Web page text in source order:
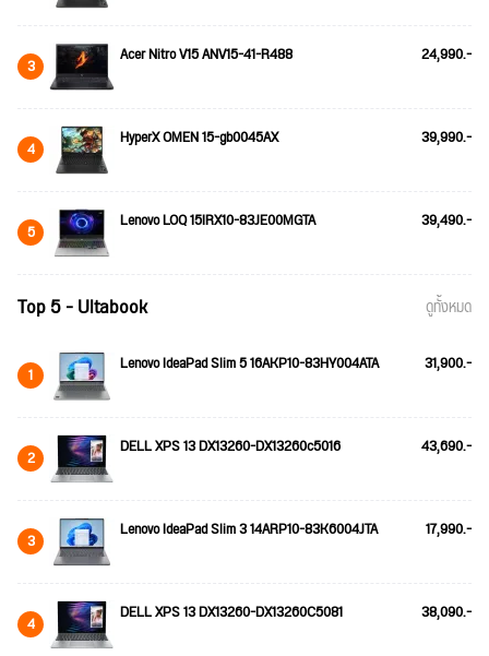
3 Acer Nitro V15 ANV15-41-R488 24,990.-
4 HyperX OMEN 15-gb0045AX 39,990.-
5 Lenovo LOQ 15IRX10-83JE00MGTA 39,490.-
Top 5 - Ultabook ดูทั้งหมด
1 Lenovo IdeaPad Slim 5 16AKP10-83HY004ATA 31,900.-
2 DELL XPS 13 DX13260-DX13260c5016 43,690.-
3 Lenovo IdeaPad Slim 3 14ARP10-83K6004JTA 17,990.-
4 DELL XPS 13 DX13260-DX13260C5081 38,090.-